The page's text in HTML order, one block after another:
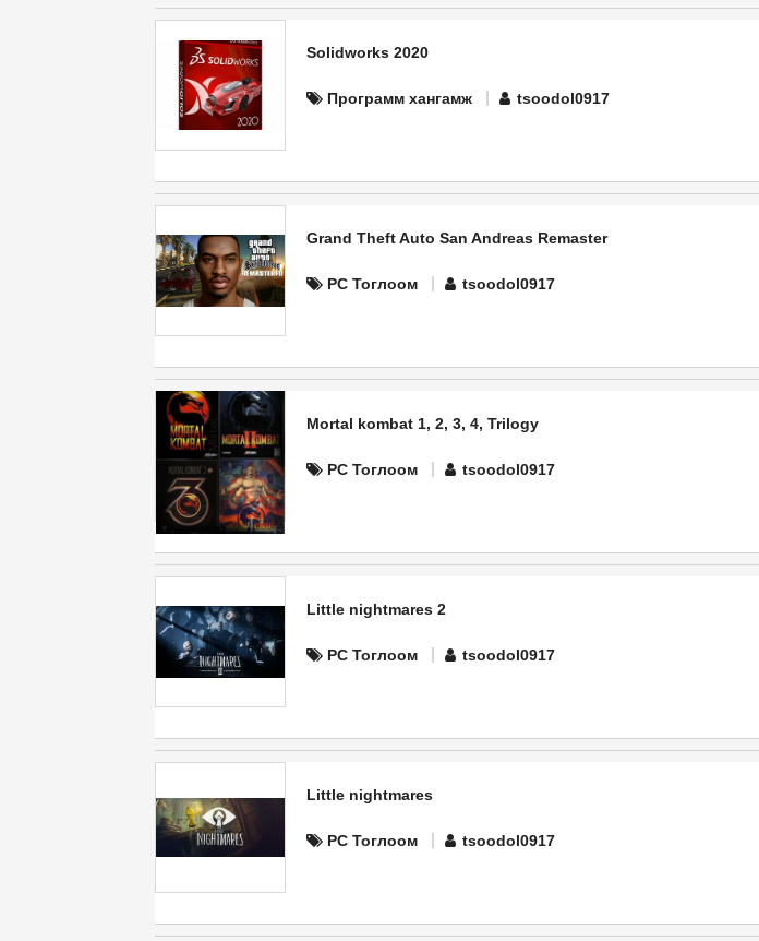
Solidworks 2020
Программ хангамж tsoodol0917
Grand Theft Auto San Andreas Remaster
PC Тоглоом tsoodol0917
Mortal kombat 1, 2, 3, 4, Trilogy
PC Тоглоом tsoodol0917
Little nightmares 2
PC Тоглоом tsoodol0917
Little nightmares
PC Тоглоом tsoodol0917